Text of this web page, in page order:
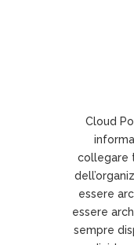
Cloud
collegare
essere
essere
sempre